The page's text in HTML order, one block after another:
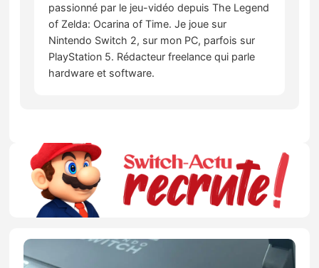
passionné par le jeu-vidéo depuis The Legend
of Zelda: Ocarina of Time. Je joue sur
Nintendo Switch 2, sur mon PC, parfois sur
PlayStation 5. Rédacteur freelance qui parle
hardware et software.